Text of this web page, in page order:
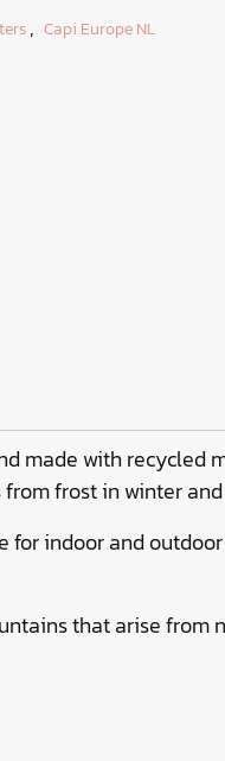
, Capi Europe NL
made with recycled
frost in winter
indoor and
that arise from